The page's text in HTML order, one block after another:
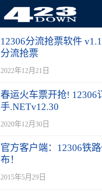
12306分流抢票软件
分流抢票
2022年12月21日
春运火车票开抢! 12306
手.NETv12.30
2020年12月30日
官方客户端：12306铁
布！
2015年5月29日